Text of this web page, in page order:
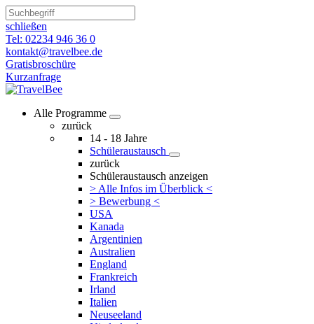
schließen
Tel: 02234 946 36 0
kontakt@travelbee.de
Gratisbroschüre
Kurzanfrage
Alle Programme
zurück
14 - 18 Jahre
Schüleraustausch
zurück
Schüleraustausch anzeigen
> Alle Infos im Überblick <
> Bewerbung <
USA
Kanada
Argentinien
Australien
England
Frankreich
Irland
Italien
Neuseeland